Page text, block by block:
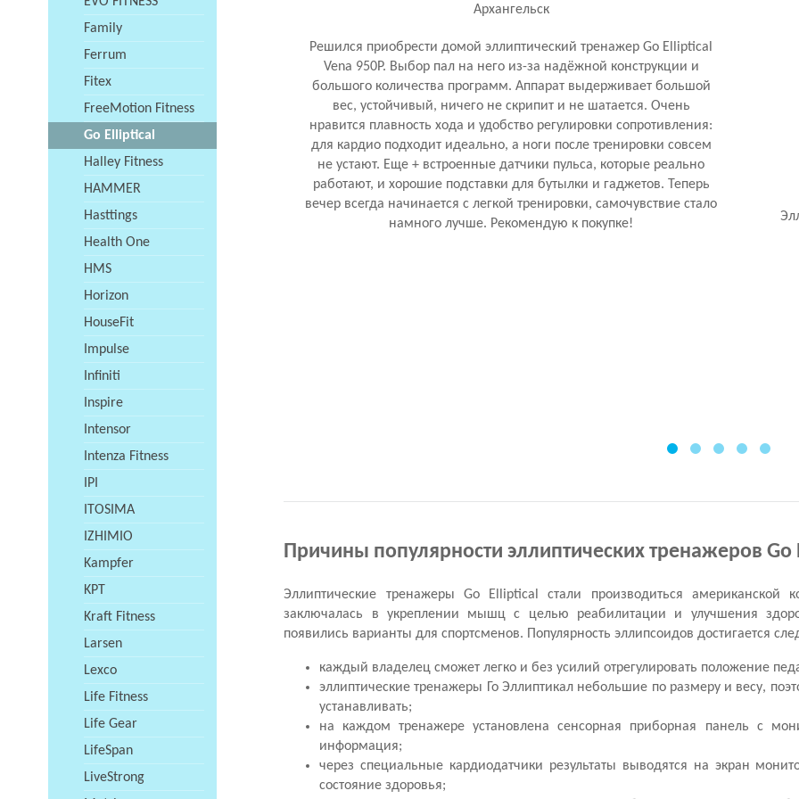
Family
Ferrum
Fitex
FreeMotion Fitness
Go Elliptical
Halley Fitness
HAMMER
Hasttings
Health One
HMS
Horizon
HouseFit
Impulse
Infiniti
Inspire
Intensor
Intenza Fitness
IPI
ITOSIMA
IZHIMIO
Kampfer
KPT
Kraft Fitness
Larsen
Lexco
Life Fitness
Life Gear
LifeSpan
LiveStrong
Архангельск
Решился приобрести домой эллиптический тренажер Go Elliptical
Vena 950P. Выбор пал на него из-за надёжной конструкции и
большого количества программ. Аппарат выдерживает большой
вес, устойчивый, ничего не скрипит и не шатается. Очень
нравится плавность хода и удобство регулировки сопротивления:
для кардио подходит идеально, а ноги после тренировки совсем
не устают. Еще + встроенные датчики пульса, которые реально
работают, и хорошие подставки для бутылки и гаджетов. Теперь
вечер всегда начинается с легкой тренировки, самочувствие стало
намного лучше. Рекомендую к покупке!
Причины популярности эллиптических тренажеров Go
Эллиптические тренажеры Go Elliptical стали производиться американской
заключалась в укреплении мышц с целью реабилитации и улучшения
появились варианты для спортсменов. Популярность эллипсоидов достигается
каждый владелец сможет легко и без усилий отрегулировать положение
эллиптические тренажеры Го Эллиптикал небольшие по размеру и весу,
устанавливать;
на каждом тренажере установлена сенсорная приборная панель с
информация;
через специальные кардиодатчики результаты выводятся на экран
состояние здоровья;